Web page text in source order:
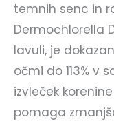
temnih senc in
Dermochlorella
lavuli, je
očmi do 113% v
izvleček
pomaga